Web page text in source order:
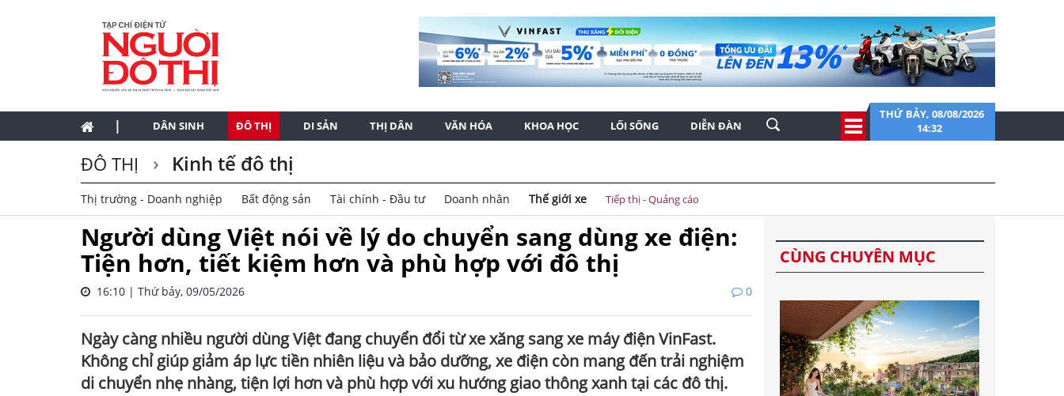
| DÂN SINH ĐÔ THỊ DI SẢN THỊ DÂN VĂN HÓA KHOA HỌC LỐI SỐNG DIỄN ĐÀN
THỨ BẢY, 08/08/2026
14:32
ĐÔ THỊ Kinh tế đô thị
Thị trường - Doanh nghiệp Bất động sản Tài chính - Đầu tư Doanh nhân Thế giới xe Tiếp thị - Quảng cáo
Người dùng Việt nói về lý do chuyển sang dùng xe điện:
Tiện hơn, tiết kiệm hơn và phù hợp với đô thị
16:10 | Thứ bảy, 09/05/2026 0
Ngày càng nhiều người dùng Việt đang chuyển đổi từ xe xăng sang xe máy điện VinFast.
Không chỉ giúp giảm áp lực tiền nhiên liệu và bảo dưỡng, xe điện còn mang đến trải nghiệm
di chuyển nhẹ nhàng, tiện lợi hơn và phù hợp với xu hướng giao thông xanh tại các đô thị.
CÙNG CHUYÊN MỤC